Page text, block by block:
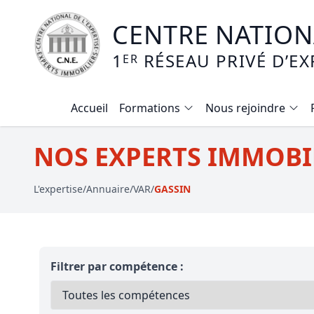
CENTRE
1 ER RÉSEAU PRIVÉ
Accueil
Formations
Formation expertise immobilière /
Expertise local commercial
Mise en copropriété
Expertise terrains agricoles,
Nous rejoindre
NOS EXPERTS
L'expertise/Annuaire/VAR/GASSIN
Filtrer par compétence :